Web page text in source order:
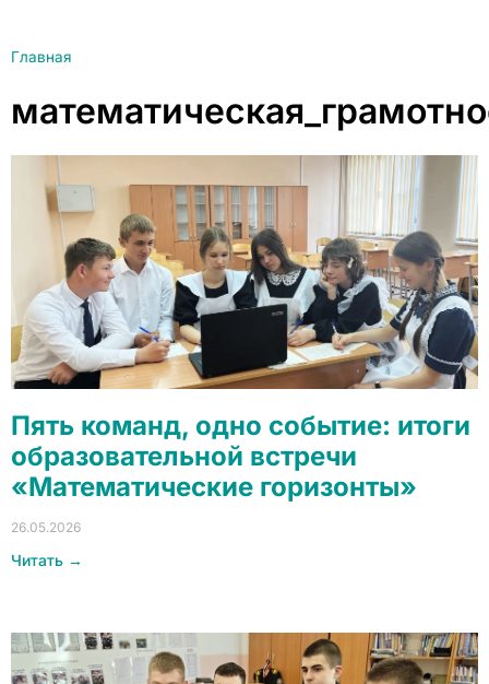
Главная
Пять команд, одно событие: итоги
образовательной встречи
«Математические горизонты»
26.05.2026
Читать →